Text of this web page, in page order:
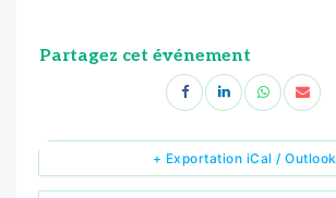
Partagez cet événement
+ Exportation iCal / Outlook